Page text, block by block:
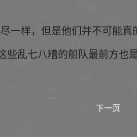
样，但是他们并不可能真
乱七八糟的船队最前方也
下一页